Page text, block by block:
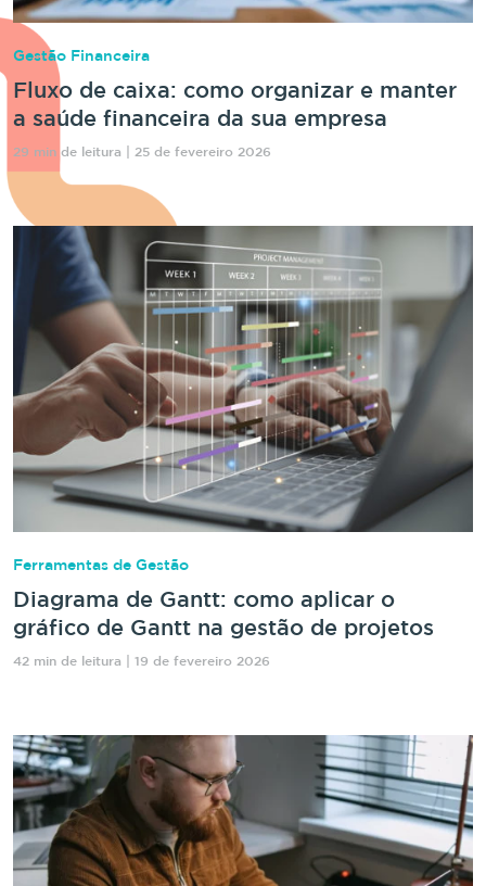
Gestão Financeira
Fluxo de caixa: como organizar e manter
a saúde financeira da sua empresa
29 min de leitura | 25 de fevereiro 2026
Ferramentas de Gestão
Diagrama de Gantt: como aplicar o
gráfico de Gantt na gestão de projetos
42 min de leitura | 19 de fevereiro 2026